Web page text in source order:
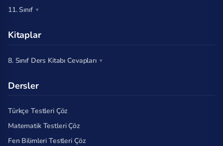
11. Sınıf
Kitaplar
8. Sınıf Ders Kitabı Cevapları
Dersler
Türkçe Testleri Çöz
Matematik Testleri Çöz
Fen Bilimleri Testleri Çöz